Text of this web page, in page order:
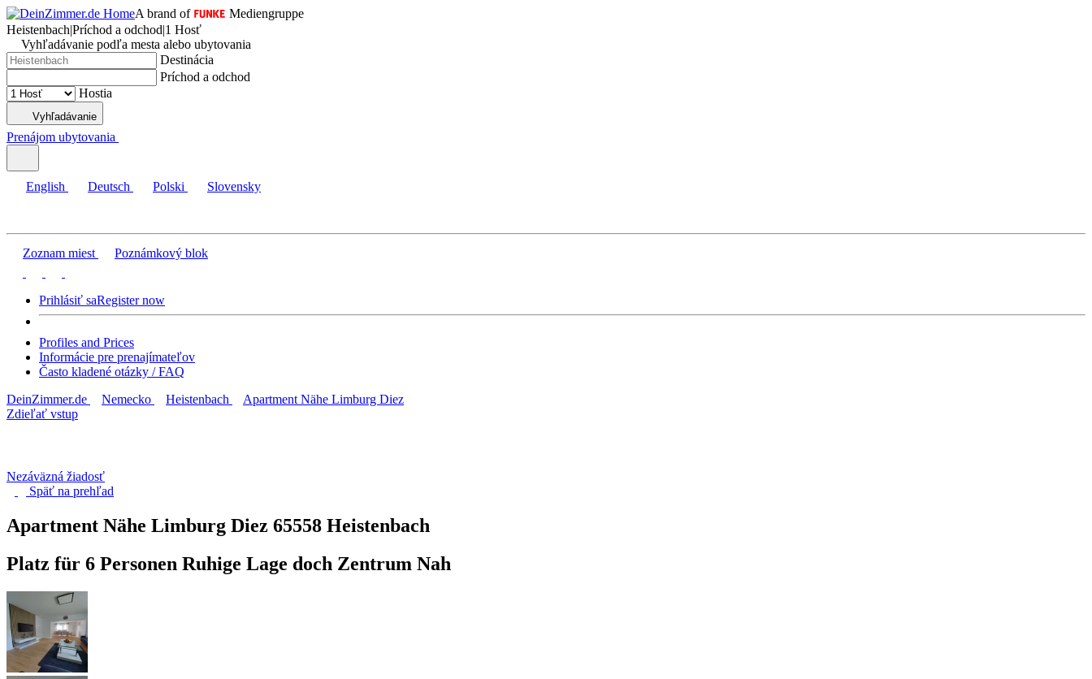
A brand of
Mediengruppe
Heistenbach|Príchod a odchod|1 Hosť
Vyhľadávanie podľa mesta alebo ubytovania
Destinácia
Príchod a odchod
Hostia
Vyhľadávanie
Prenájom ubytovania
English Deutsch Polski Slovensky
Zoznam miest Poznámkový blok
Prihlásiť saRegister now
Profiles and Prices
Informácie pre prenajímateľov
Často kladené otázky / FAQ
DeinZimmer.de
Nemecko Heistenbach
Apartment Nähe Limburg Diez
Zdieľať vstup
Nezáväzná žiadosť
Späť na prehľad
Apartment Nähe Limburg Diez 65558 Heistenbach
Platz für 6 Personen Ruhige Lage doch Zentrum Nah